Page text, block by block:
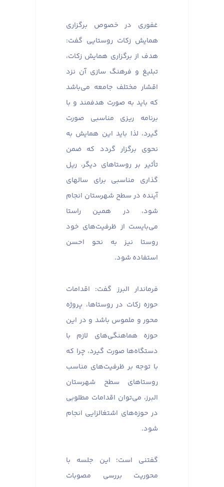
غفوری در خصوص برگزاری
همایش زکات روستایی گفت:
هدف از برگزاری همایش زکات،
تبلیغ و فرهنگ سازی آن نزد
اقشار مختلف جامعه می‌باشد
که باید به صورت هدفمند و با
برنامه ریزی مناسبی صورت
گیرد، لذا باید این همایش به
نحوی برگزار گردد که ضمن
تأثیر بر روستاهای دیگر، ریل
گذاری مناسبی برای سالهای
آینده در سطح شهرستان انجام
شود، در همین راستا
می‌بایست از ظرفیت‌های خود
روستا نیز به نحو احسن
استفاده شود.
فرماندار البرز گفت: اقدامات
حوزه زکات در روستاها، پروژه
محور و ملموس باشد و در این
حوزه هماهنگی‌های لازم با
دستگاه‌ها صورت گیرد، چرا که
با توجه بر ظرفیت‌های مناسب
روستاهای سطح شهرستان
البرز، می‌توان اقدامات مطلوبی
در حوزه‌های اشتغالزایی انجام
شود.
گفتنی است؛ این جلسه با
محوریت بررسی مصوبات